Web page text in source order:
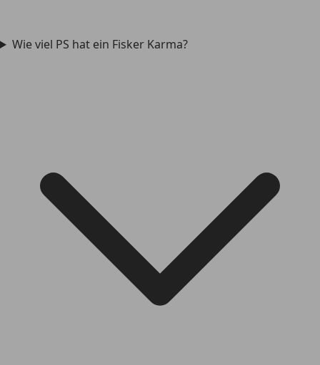
Wie viel PS hat ein Fisker Karma?